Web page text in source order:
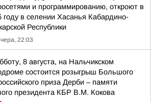
и программированию, откроют в
году в селении Хасанья Кабардино-
Республики
22:03
8 августа, на Нальчикском
состоится розыгрыш Большого
приза Дерби – памяти
президента КБР В.М. Кокова